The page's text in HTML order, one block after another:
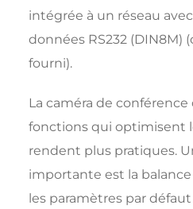
intégrée à un réseau
données RS232 (DIN8M)
fourni).
La caméra de
fonctions qui optimisent
rendent plus pratiques.
importante est la balance
les paramètres par